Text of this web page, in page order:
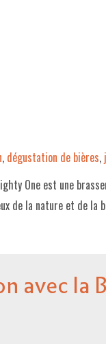
, dégustation de bières,
One est une
de la nature et de la
avec la